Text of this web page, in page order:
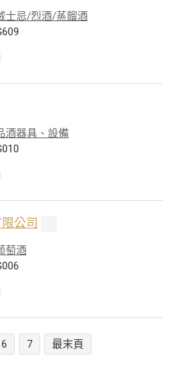
士忌/烈酒/蒸餾酒
酒器具、設備
公司
萄酒
6 7 最末頁